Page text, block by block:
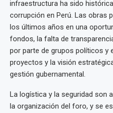
infraestructura ha sido
corrupción en Perú. Las obras
los últimos años en una
fondos, la falta de
por parte de grupos políticos y
proyectos y la visión
gestión gubernamental.
La logística y la seguridad son
la organización del foro, y se